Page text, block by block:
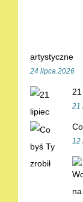
artystyczne
24 lipca 2026
21
12